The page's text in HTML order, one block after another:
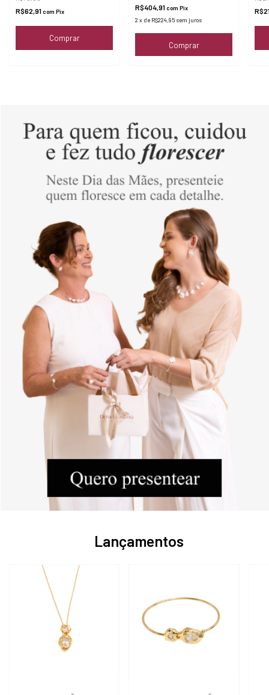
R$62,91com Pix
Comprar
R$404,91com Pix
2x de R$224,95sem juros
Comprar
Lançamentos